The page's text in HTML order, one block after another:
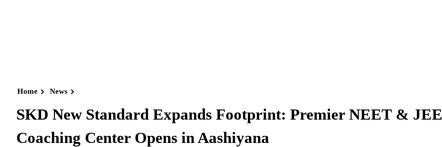
Home News
SKD New Standard Expands Footprint: Premier NEET & JEE
Coaching Center Opens in Aashiyana